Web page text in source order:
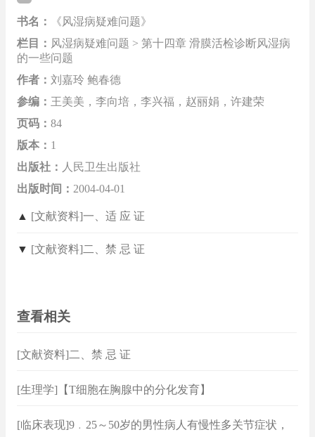
书名：
《风湿病疑难问题》
栏目： 风湿病疑难问题 > 第十四章 滑膜活检诊断风湿病
的一些问题
作者： 刘嘉玲 鲍春德
参编： 王美美，李向培，李兴福，赵丽娟，许建荣
页码： 84
版本： 1
出版社： 人民卫生出版社
出版时间： 2004-04-01
▲ [文献资料]一、适 应 证
▼ [文献资料]二、禁 忌 证
查看相关
[文献资料]二、禁 忌 证
[生理学]【T细胞在胸腺中的分化发育】
[临床表现]9﹒25～50岁的男性病人有慢性多关节症状，